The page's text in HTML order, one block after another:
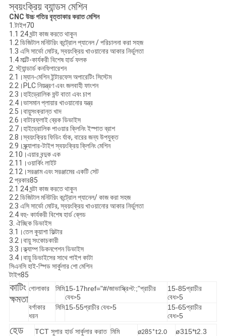
স্বয়ংক্রিয় ব্যান্ডস মেশিন
CNC উচ্চ গতির বৃত্তাকার করাত মেশিন
1.টাইপ70
1.1 24 ঘন্টা কাজ করতে থাকুন
1.2 ডিজিটাল মনিটরিং কন্ট্রোল প্যানেল / পরিচালনা করা সহজ
1.3 এসি সার্ভো মোটর, স্বয়ংক্রিয় খাওয়ানোর আকার নির্ভুলতা
1.4 মাল্টি-কার্যকরী বিশেষ হার্ড ফলক
2. স্ট্যান্ডার্ড কনফিগারেশন
2.1।ম্যান-মেশিন ইন্টারফেস অপারেটিং সিস্টেম
2.2। PLC নিয়ন্ত্রণ এবং জলবাহী ফাংশন
2.3।হাইড্রোলিক ফন্ট বাতা এবং চাপ
2.4।ভাসমান প্লায়ার খাওয়ানোর যন্ত্র
2.5।বায়ুসংক্রান্ত খাদ
2.6।বাটারফ্লাই ব্রেক ডিভাইস
2.7।হাইড্রোলিক পাওয়ার ক্লিনিং ইস্পাত ব্রাশ
2.8।স্বয়ংক্রিয় ফিডিং র্যাক, বারের জন্য উপযুক্ত
2.9।স্ক্র্যাপার-টাইপ স্বয়ংক্রিয় ক্লিনিং মেশিন
2.10।এয়ার বন্দুক এক
2.11।ওয়ার্কিং লাইট
2.12।সরঞ্জাম এবং সরঞ্জামের একটি সেট
2 প্রকার85
2.1 24 ঘন্টা কাজ করতে থাকুন
2.2 ডিজিটাল মনিটরিং কন্ট্রোল প্যানেল/ কাজ করা সহজ
2.3 এসি সার্ভো মোটর, স্বয়ংক্রিয় খাওয়ানোর আকার নির্ভুলতা
2.4 বহু- কার্যকরী বিশেষ হার্ড ব্লেড
3. ঐচ্ছিক ডিভাইস
3.1।তেল কুয়াশা ফিল্টার
3.2।বায়ু সংকোচকারী
3.3।ক্ল্যাম্প ডিকনপেশন ডিভাইস
3.4।বায়ু ডিভাইসের সাথে পাইপ কাটা
সিএনসি হাই-স্পিড সার্কুলার শো মেশিন
টাইপ85
কাটিং
ক্ষমতা
গোলাকার মিমি15-17href="#/জাভাস্ক্রিপ্ট:;"প্রাচীর
বেধ>5
15-85প্রাচীর
বেধ>5
বর্গাকার
ধরন
মিমি15-55প্রাচীর বেধ>5 15-65প্রাচীর
বেধ>5
হেড TCT সুপার হার্ড সার্কুলার করাত মিমি ø285*t2.0 ø315*t2.3